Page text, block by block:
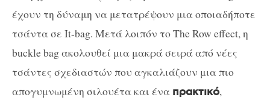
έχουν τη δύναμη να μετατρέψουν μια οποιαδήποτε
τσάντα σε It-bag. Μετά λοιπόν το The Row effect, η
buckle bag ακολουθεί μια μακρά σειρά από νέες
τσάντες σχεδιαστών που αγκαλιάζουν μια πιο
απογυμνωμένη σιλουέτα και ένα πρακτικό,